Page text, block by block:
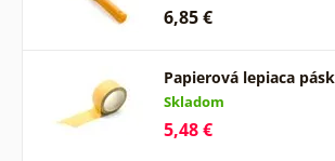
6,85 €
Papierová lepiaca
Skladom
5,48 €